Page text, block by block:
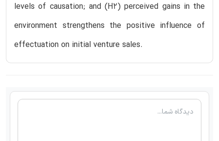
levels of causation; and (H2) perceived gains in the
environment strengthens the positive influence of
effectuation on initial venture sales.